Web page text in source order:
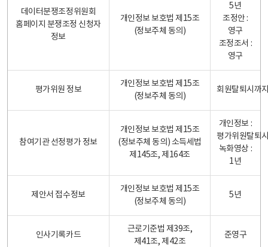
데이터분쟁조정위원회
홈페이지 분쟁조정 신청자
정보
개인정보 보호법 제15조
(정보주체 동의)
5년
조정안 :
영구
조정조서 :
영구
평가위원 정보
개인정보 보호법 제15조
(정보주체 동의)
회원탈퇴시까
참여기관 선정평가 정보
개인정보 보호법 제15조
(정보주체 동의) 소득세법
제145조, 제164조
개인정보 :
평가위원탈퇴
녹화영상 :
1년
제안서 접수정보
개인정보 보호법 제15조
(정보주체 동의)
5년
인사기록카드
근로기준법 제39조,
제41조, 제42조
준영구